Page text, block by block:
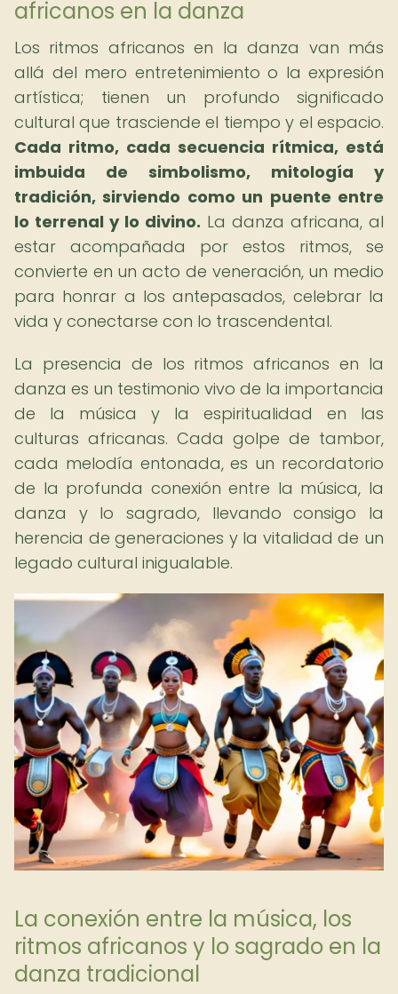
africanos en la danza
Los ritmos africanos en la danza van más
allá del mero entretenimiento o la expresión
artística; tienen un profundo significado
cultural que trasciende el tiempo y el espacio.
Cada ritmo, cada secuencia rítmica, está
imbuida de simbolismo, mitología y
tradición, sirviendo como un puente entre
lo terrenal y lo divino. La danza africana, al
estar acompañada por estos ritmos, se
convierte en un acto de veneración, un medio
para honrar a los antepasados, celebrar la
vida y conectarse con lo trascendental.
La presencia de los ritmos africanos en la
danza es un testimonio vivo de la importancia
de la música y la espiritualidad en las
culturas africanas. Cada golpe de tambor,
cada melodía entonada, es un recordatorio
de la profunda conexión entre la música, la
danza y lo sagrado, llevando consigo la
herencia de generaciones y la vitalidad de un
legado cultural inigualable.
La conexión entre la música, los
ritmos africanos y lo sagrado en la
danza tradicional